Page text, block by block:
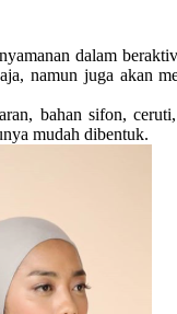
dalam
namun juga akan
bahan sifon,
mudah dibentuk.